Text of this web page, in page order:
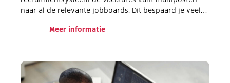
naar al de relevante jobboards. Dit bespaard je veel…
Meer informatie